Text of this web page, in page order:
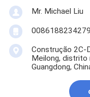
Mr. Michael Liu
Construção 2C-
Meilong, distrito
Guangdong,